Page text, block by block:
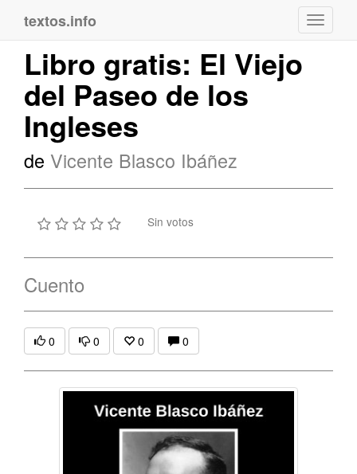
textos.info
Libro gratis: El Viejo
del Paseo de los
Ingleses
de Vicente Blasco Ibáñez
Sin votos
Cuento
0 0 0 0